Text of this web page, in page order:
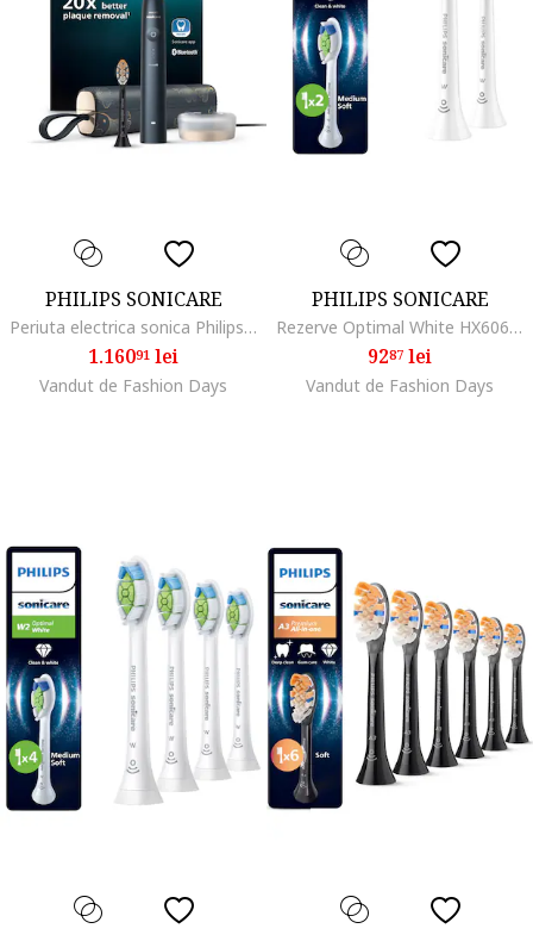
PHILIPS SONICARE
Periuta electrica sonica Philips Prestige 9900, 62000 miscari/minut, tehnologie SenseIQ, aplicatie Sonicare cu inteligenta artificiala, wireless Bluetooth, senzori, 5 moduri personalizabile, 1 cap de periere, toc de incarcare USB, Albastru
1.16091 lei
Vandut de Fashion Days
PHILIPS SONICARE
Rezerve Optimal White HX6062/87, pachet de 2 capete de periere, Standard, click-on, sincronizarea modurilor BrushSync, Alb
9287 lei
Vandut de Fashion Days